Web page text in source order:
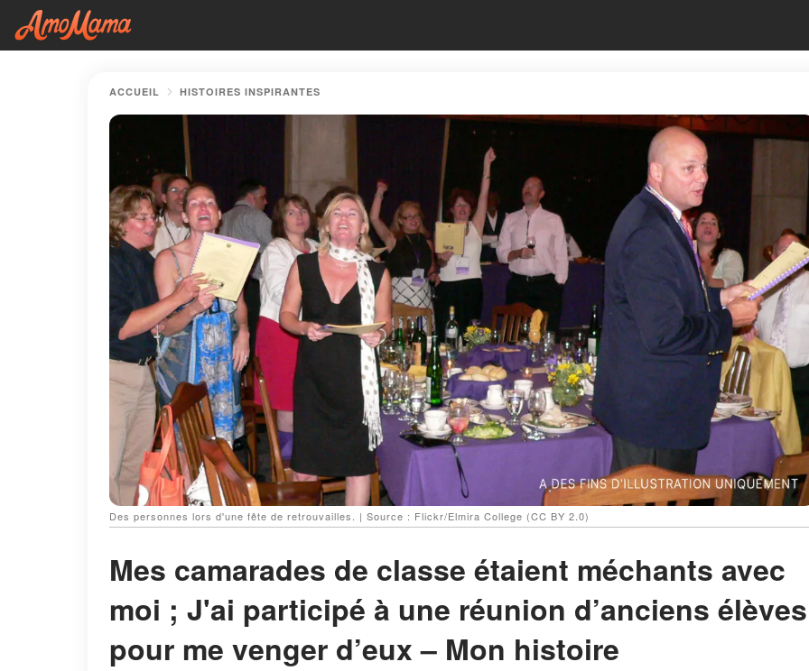
ACCUEIL HISTOIRES INSPIRANTES
Des personnes lors d'une fête de retrouvailles. | Source : Flickr/Elmira College (CC BY 2.0)
Mes camarades de classe étaient méchants avec
moi ; J'ai participé à une réunion d’anciens élèves
pour me venger d’eux – Mon histoire